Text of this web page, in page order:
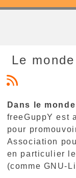
Le
Dans le
freeGuppY est
pour
Association
en particulier
(comme GNU-